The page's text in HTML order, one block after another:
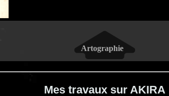
Mes travaux sur AKIRA